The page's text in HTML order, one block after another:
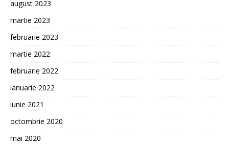
august 2023
martie 2023
februarie 2023
martie 2022
februarie 2022
ianuarie 2022
iunie 2021
octombrie 2020
mai 2020